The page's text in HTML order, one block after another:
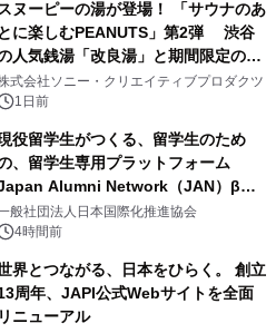
スヌーピーの湯が登場！ 「サウナのあ
とに楽しむPEANUTS」第2弾 渋谷
人気銭湯「改良湯」と期間限定のコ
ボレーション サウナイキタイコラ
グッズも発売決定！
式会社ソニー・クリエイティブプロダクツ
1日前
役留学生がつくる、留学生のため
、留学生専用プラットフォーム
Alumni Network（JAN）β版
リリース
般社団法人日本国際化推進協会
4時間前
界とつながる、日本をひらく。 創立
周年、JAPI公式Webサイトを全面
リニューアル